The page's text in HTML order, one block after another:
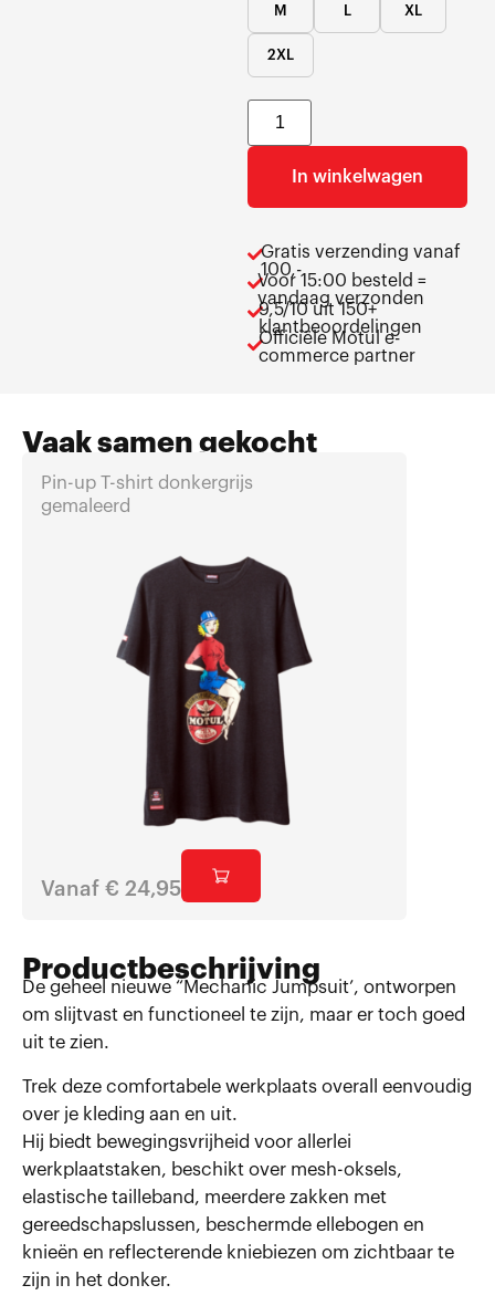
M L XL
2XL
In winkelwagen
Gratis verzending vanaf
100,-
Voor 15:00 besteld =
vandaag verzonden
9,5/10 uit 150+
klantbeoordelingen
Officiële Motul e-
commerce partner
Vaak samen gekocht
Pin-up T-shirt donkergrijs
gemaleerd
Vanaf € 24,95
Productbeschrijving
De geheel nieuwe “Mechanic Jumpsuit’, ontworpen
om slijtvast en functioneel te zijn, maar er toch goed
uit te zien.
Trek deze comfortabele werkplaats overall eenvoudig
over je kleding aan en uit.
Hij biedt bewegingsvrijheid voor allerlei
werkplaatstaken, beschikt over mesh-oksels,
elastische tailleband, meerdere zakken met
gereedschapslussen, beschermde ellebogen en
knieën en reflecterende kniebiezen om zichtbaar te
zijn in het donker.